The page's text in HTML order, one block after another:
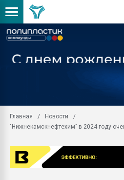
Главная
Новости
"Нижнекамскнефтехим" в 2024 году